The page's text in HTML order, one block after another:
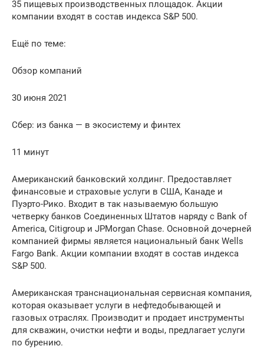
35 пищевых производственных площадок. Акции
компании входят в состав индекса S&P 500.
Ещё по теме:
Обзор компаний
30 июня 2021
Сбер: из банка — в экосистему и финтех
11 минут
Американский банковский холдинг. Предоставляет
финансовые и страховые услуги в США, Канаде и
Пуэрто-Рико. Входит в так называемую большую
четверку банков Соединенных Штатов наряду с Bank of
America, Citigroup и JPMorgan Chase. Основной дочерней
компанией фирмы является национальный банк Wells
Fargo Bank. Акции компании входят в состав индекса
S&P 500.
Американская транснациональная сервисная компания,
которая оказывает услуги в нефтедобывающей и
газовых отраслях. Производит и продает инструменты
для скважин, очистки нефти и воды, предлагает услуги
по бурению.